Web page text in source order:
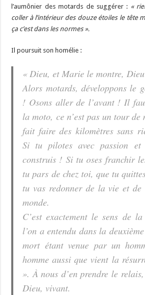
l’aumônier des motards de suggérer : «
coller à l’intérieur des douze étoiles le tête
ça c’est dans les normes ».
Il poursuit son homélie :
« Dieu, et Marie le montre,
Alors motards, développons le
! Osons aller de l’avant ! Il
la moto, ce n’est pas un tour de
fait faire des kilomètres sans
Si tu pilotes avec passion
construis ! Si tu oses franchir
tu pars de chez toi, que tu
tu vas redonner de la vie et de
monde.
C’est exactement le sens de
l’on a entendu dans la
mort étant venue par un
homme aussi que vient la
». À nous d’en prendre le
Dieu, vivant.